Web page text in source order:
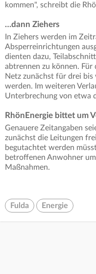
kommen", schreibt die
…dann Ziehers
In Ziehers werden im
Absperreinrichtungen
dienten dazu,
abtrennen zu können. Für
Netz zunächst für drei bis
werden. Im weiteren
Unterbrechung von etwa
RhönEnergie bittet um
Genauere Zeitangaben
zunächst die Leitungen
begutachtet werden
betroffenen Anwohner
Maßnahmen.
Fulda Energie